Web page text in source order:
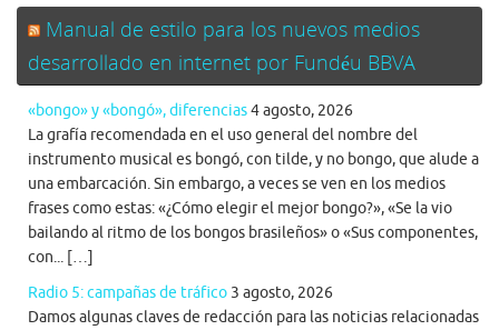
Manual de estilo para los nuevos medios
desarrollado en internet por Fundéu BBVA
«bongo» y «bongó», diferencias4 agosto, 2026
La grafía recomendada en el uso general del nombre del
instrumento musical es bongó, con tilde, y no bongo, que alude a
una embarcación. Sin embargo, a veces se ven en los medios
frases como estas: «¿Cómo elegir el mejor bongo?», «Se la vio
bailando al ritmo de los bongos brasileños» o «Sus componentes,
con... […]
Radio 5: campañas de tráfico 3 agosto, 2026
Damos algunas claves de redacción para las noticias relacionadas